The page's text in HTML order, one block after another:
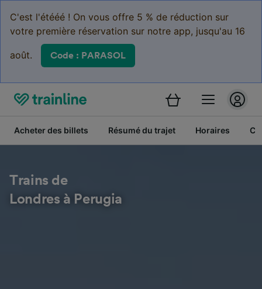
C'est l'étééé ! On vous offre 5 % de réduction sur
votre première réservation sur notre app, jusqu'au 16
août. Code : PARASOL
Acheter des billets Résumé du trajet Horaires
Trains de
Londres à Perugia